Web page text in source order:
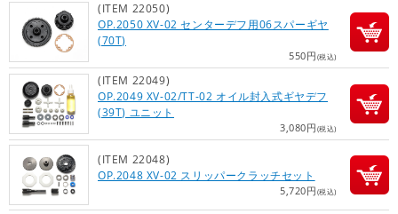
(ITEM 22050)
OP.2050 XV-02 センターデフ用06スパーギヤ
(70T)
550円(税込)
(ITEM 22049)
OP.2049 XV-02/TT-02 オイル封入式ギヤデフ
(39T) ユニット
3,080円(税込)
(ITEM 22048)
OP.2048 XV-02 スリッパークラッチセット
5,720円(税込)